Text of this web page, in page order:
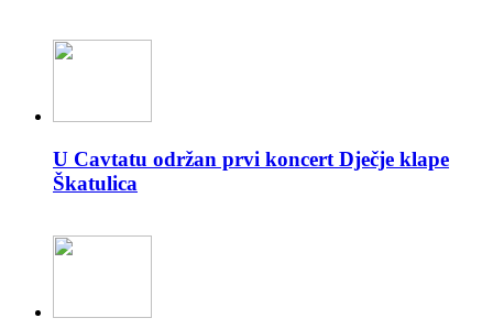
U Cavtatu održan prvi koncert Dječje klape
Škatulica